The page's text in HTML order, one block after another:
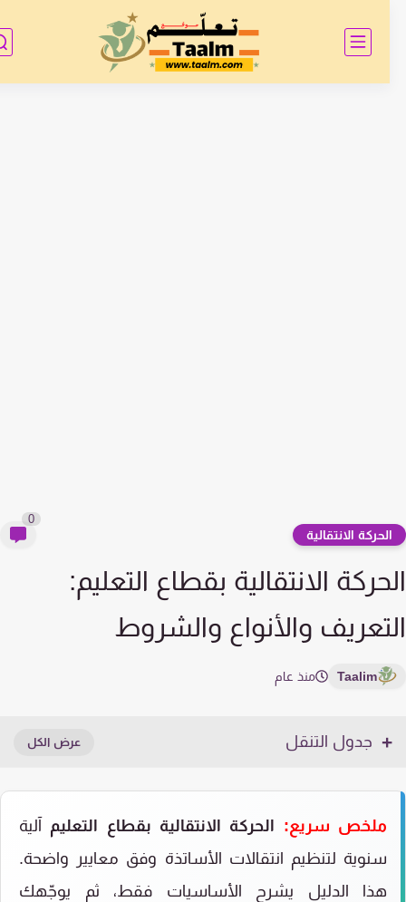
الانتقالية
الانتقالية بقطاع التعليم:
والأنواع والشروط
Taalim منذ عام
جدول التنقل
ملخص سريع: الحركة الانتقالية بقطاع التعليمآلية
سنوية لتنظيم انتقالات الأساتذة وفق معايير واضحة.
هذا الدليل يشرح الأساسيات فقط، ثم يوجّهك